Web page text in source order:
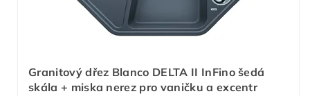
Granitový dřez Blanco DELTA II InFino šedá
skála + miska nerez pro vaničku a excentr